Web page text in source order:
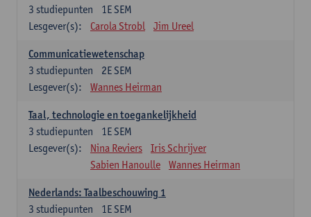
1E SEM
3 studiepunten
Lesgever(s):
Carola Strobl Jim Ureel
Communicatiewetenschap
2E SEM
3 studiepunten
Lesgever(s):
Wannes Heirman
Taal, technologie en toegankelijkheid
1E SEM
3 studiepunten
Lesgever(s):
Nina Reviers
Iris Schrijver
Sabien Hanoulle
Wannes Heirman
Nederlands: Taalbeschouwing 1
1E SEM
3 studiepunten